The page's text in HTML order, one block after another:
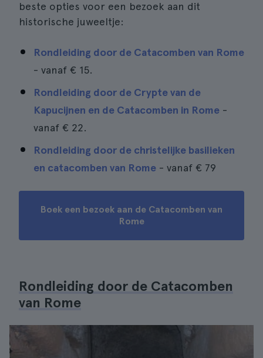
beste opties voor een bezoek aan dit
historische juweeltje:
Rondleiding door de Catacomben van Rome
- vanaf € 15.
Rondleiding door de Crypte van de
Kapucijnen en de Catacomben in Rome -
vanaf € 22.
Rondleiding door de christelijke basilieken
en catacomben van Rome - vanaf € 79
Boek een bezoek aan de Catacomben van
Rome
Rondleiding door de Catacomben
van Rome